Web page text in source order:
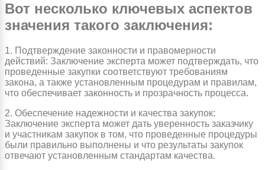
Вот несколько ключевых аспектов
значения такого заключения:
1. Подтверждение законности и правомерности
действий: Заключение эксперта может подтверждать, что
проведенные закупки соответствуют требованиям
закона, а также установленным процедурам и правилам,
что обеспечивает законность и прозрачность процесса.
2. Обеспечение надежности и качества закупок:
Заключение эксперта может дать уверенность заказчику
и участникам закупок в том, что проведенные процедуры
были правильно выполнены и что результаты закупок
отвечают установленным стандартам качества.